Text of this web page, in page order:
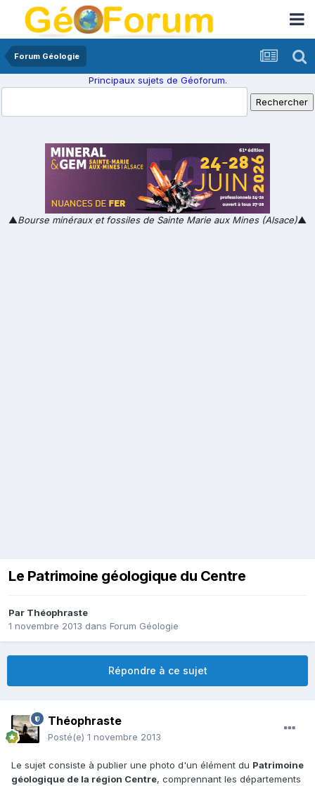
Forum Géologie
Principaux sujets de Géoforum.
▲Bourse minéraux et fossiles de Sainte Marie aux Mines (Alsace)▲
Le Patrimoine géologique du Centre
Par Théophraste
1 novembre 2013 dans Forum Géologie
Répondre à ce sujet
Théophraste
Posté(e) 1 novembre 2013
Le sujet consiste à publier une photo d'un élément du Patrimoine
géologique de la région Centre, comprennant les départements